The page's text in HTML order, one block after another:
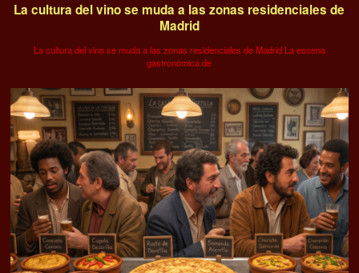
La cultura del vino se muda a las zonas residenciales de
Madrid
La cultura del vino se muda a las zonas residenciales de Madrid La escena
gastronómica de